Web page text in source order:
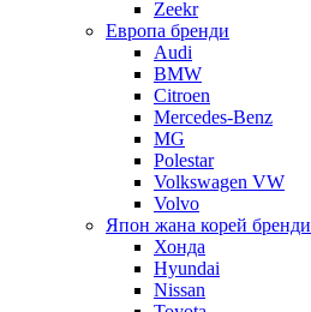
Zeekr
Европа бренди
Audi
BMW
Citroen
Mercedes-Benz
MG
Polestar
Volkswagen VW
Volvo
Япон жана корей бренди
Хонда
Hyundai
Nissan